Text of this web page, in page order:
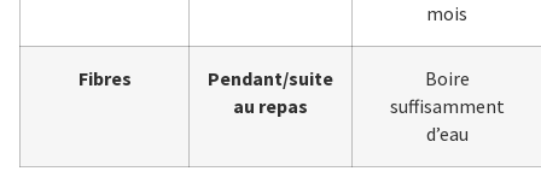
mois
Fibres
Pendant/suite
au repas
Boire
suffisamment
d’eau